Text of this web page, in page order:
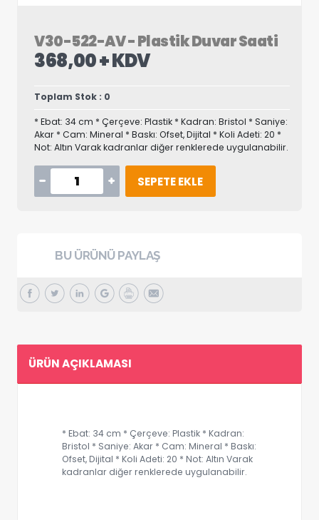
V30-522-AV - Plastik Duvar Saati
368,00 + KDV
Toplam Stok : 0
* Ebat: 34 cm * Çerçeve: Plastik * Kadran: Bristol * Saniye:
Akar * Cam: Mineral * Baskı: Ofset, Dijital * Koli Adeti: 20 *
Not: Altın Varak kadranlar diğer renklerede uygulanabilir.
SEPETE EKLE
BU ÜRÜNÜ PAYLAŞ
ÜRÜN AÇIKLAMASI
* Ebat: 34 cm * Çerçeve: Plastik * Kadran:
Bristol * Saniye: Akar * Cam: Mineral * Baskı:
Ofset, Dijital * Koli Adeti: 20 * Not: Altın Varak
kadranlar diğer renklerede uygulanabilir.